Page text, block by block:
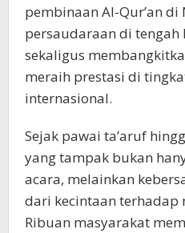
pembinaan Al-Qur’an
persaudaraan di tengah
sekaligus
meraih prestasi di
internasional.
Sejak pawai ta’aruf
yang tampak bukan
acara, melainkan
dari kecintaan terhadap
Ribuan masyarakat